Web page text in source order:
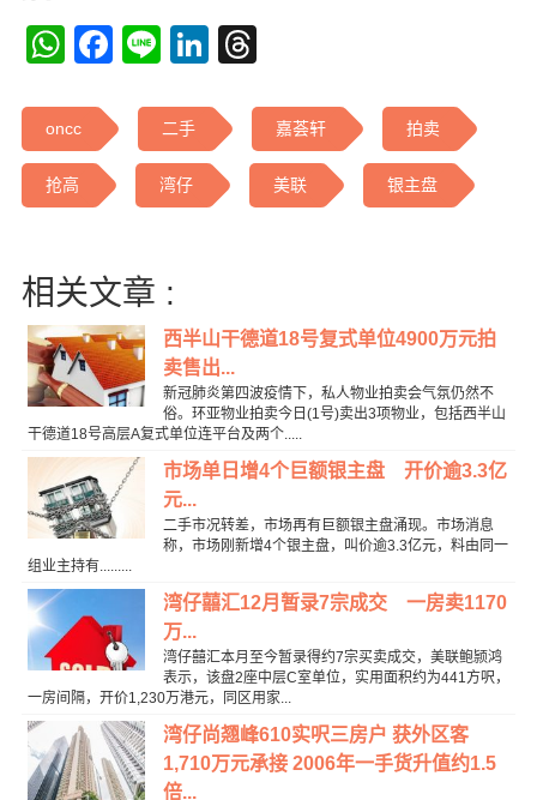
WhatsApp
Facebook
LineLinkedIn
oncc 二手 嘉荟轩 拍卖
抢高 湾仔 美联 银主盘
相关文章 :
西半山干德道18号复式单位4900万元拍
卖售出...
新冠肺炎第四波疫情下，私人物业拍卖会气氛仍然不
俗。环亚物业拍卖今日(1号)卖出3项物业，包括西半山
干德道18号高层A复式单位连平台及两个.....
市场单日增4个巨额银主盘 开价逾3.3亿
元...
二手市况转差，市场再有巨额银主盘涌现。市场消息
称，市场刚新增4个银主盘，叫价逾3.3亿元，料由同一
组业主持有.........
湾仔囍汇12月暂录7宗成交 一房卖1170
万...
湾仔囍汇本月至今暂录得约7宗买卖成交，美联鲍颕鸿
表示，该盘2座中层C室单位，实用面积约为441方呎，
一房间隔，开价1,230万港元，同区用家...
湾仔尚翘峰610实呎三房户 获外区客
1,710万元承接 2006年一手货升值约1.5
倍...